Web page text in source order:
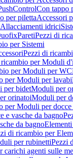
Con tappo
per pilettaAccessori
Allacciamenti idrici
ParetiPezzi di
per Sistemi
Pezzi di
per Moduli
per Moduli per WC
per Moduli per lavabi
per bidetModuli per
orinatoiModuli per
per Moduli per docce
e vasche da bagno
da bagno
di ricambio per
per rubinettiPezzi
carichi agenti sulle